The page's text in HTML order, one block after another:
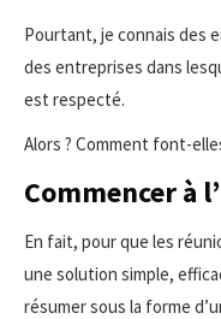
Pourtant, je connais des
des entreprises dans
est respecté.
Alors ? Comment font-
Commencer à
En fait, pour que les
une solution simple,
résumer sous la forme